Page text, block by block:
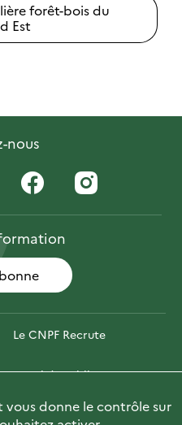
forêt-bois du
Est
nous
Le CNPF Recrute
Marchés publics
Briefly in English
vous donne le contrôle sur